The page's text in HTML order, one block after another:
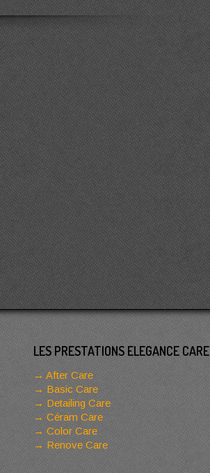
LES PRESTATIONS ELEGANCE CARE
After Care
Basic Care
Detailing Care
Céram Care
Color Care
Renove Care